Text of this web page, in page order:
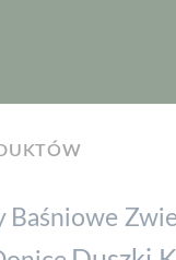
Baśniowe